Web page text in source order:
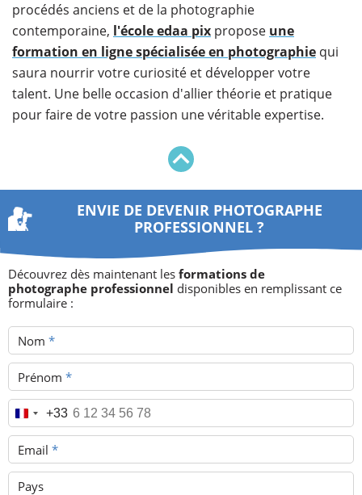
procédés anciens et de la photographie
contemporaine, l'école edaa pix propose une
formation en ligne spécialisée en photographie qui
saura nourrir votre curiosité et développer votre
talent. Une belle occasion d'allier théorie et pratique
pour faire de votre passion une véritable expertise.
ENVIE DE DEVENIR PHOTOGRAPHE
PROFESSIONNEL ?
Découvrez dès maintenant les formations de
photographe professionnel disponibles en remplissant ce
formulaire :
Nom *
Prénom *
Téléphone *
+33
Email *
Pays